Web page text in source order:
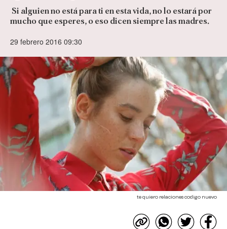
Si alguien no está para ti en esta vida, no lo estará por
mucho que esperes, o eso dicen siempre las madres.
29 febrero 2016 09:30
te quiero relaciones codigo nuevo